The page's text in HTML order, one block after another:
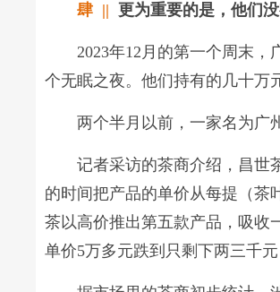
肆 || 更为重要的是，他们
2023年12月的第一个周末
个无眠之夜。他们持有的几十万
两个半月以前，一家名为广
记者采访的茶商介绍，昌世
的时间把产品的单价从每提（茶
茶以高价推出第五款产品，吸收
单价5万多元跌到只剩下两三千